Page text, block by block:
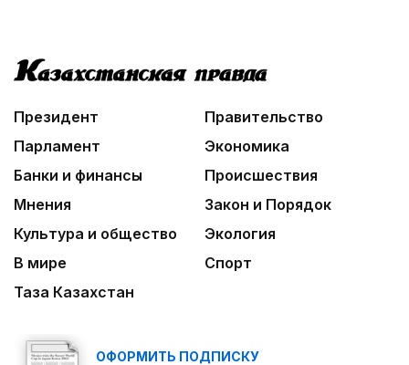
Президент
Правительство
Парламент
Экономика
Банки и финансы
Происшествия
Мнения
Закон и Порядок
Культура и общество
Экология
В мире
Спорт
Таза Казахстан
ОФОРМИТЬ ПОДПИСКУ